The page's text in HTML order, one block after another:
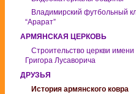
Владимирский футбольный
“Арарат”
АРМЯНСКАЯ ЦЕРКОВЬ
Строительство церкви имени
Григора Лусаворича
ДРУЗЬЯ
История армянского ковра